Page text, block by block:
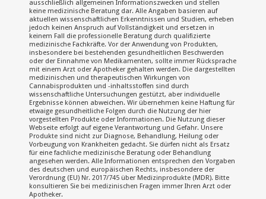
ausschließlich allgemeinen Informationszwecken und stellen
keine medizinische Beratung dar. Alle Angaben basieren auf
aktuellen wissenschaftlichen Erkenntnissen und Studien, erheben
jedoch keinen Anspruch auf Vollständigkeit und ersetzen in
keinem Fall die professionelle Beratung durch qualifizierte
medizinische Fachkräfte. Vor der Anwendung von Produkten,
insbesondere bei bestehenden gesundheitlichen Beschwerden
oder der Einnahme von Medikamenten, sollte immer Rücksprache
mit einem Arzt oder Apotheker gehalten werden. Die dargestellten
medizinischen und therapeutischen Wirkungen von
Cannabisprodukten und -inhaltsstoffen sind durch
wissenschaftliche Untersuchungen gestützt, aber individuelle
Ergebnisse können abweichen. Wir übernehmen keine Haftung für
etwaige gesundheitliche Folgen durch die Nutzung der hier
vorgestellten Produkte oder Informationen. Die Nutzung dieser
Webseite erfolgt auf eigene Verantwortung und Gefahr. Unsere
Produkte sind nicht zur Diagnose, Behandlung, Heilung oder
Vorbeugung von Krankheiten gedacht. Sie dürfen nicht als Ersatz
für eine fachliche medizinische Beratung oder Behandlung
angesehen werden. Alle Informationen entsprechen den Vorgaben
des deutschen und europäischen Rechts, insbesondere der
Verordnung (EU) Nr. 2017/745 über Medizinprodukte (MDR). Bitte
konsultieren Sie bei medizinischen Fragen immer Ihren Arzt oder
Apotheker.